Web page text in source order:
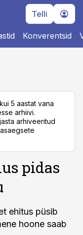
Telli
Konverentsid
5 aastat vana
arhiivi.
arhiveeritud
pidas
ehitus püsib
hoone saab